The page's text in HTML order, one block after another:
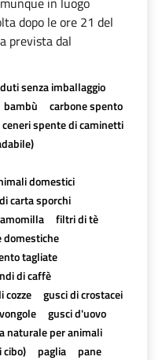
dopo le ore 21 del
prevista dal
senza imballaggio
bambù
carbone spento
ceneri spente di caminetti
domestici
carta sporchi
filtri di tè
domestiche
tagliate
di caffè
cozze
gusci di crostacei
gusci d'uovo
naturale per animali
cibo) paglia
pane